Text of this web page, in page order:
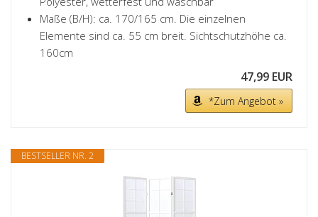
Maße (B/H): ca. 170/165 cm. Die einzelnen
Elemente sind ca. 55 cm breit. Sichtschutzhöhe ca.
160cm
47,99 EUR
*Zum Angebot »
BESTSELLER NR. 2